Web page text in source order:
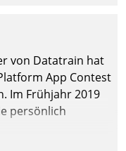
von Datatrain hat
App Contest
Im Frühjahr 2019
persönlich